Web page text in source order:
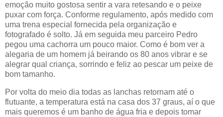
emoção muito gostosa sentir a vara retesando e o peixe
puxar com força. Conforme regulamento, após medido com
uma trena especial fornecida pela organização e
fotografado é solto. Já em seguida meu parceiro Pedro
pegou uma cachorra um pouco maior. Como é bom ver a
alegaria de um homem já beirando os 80 anos vibrar e se
alegrar qual criança, sorrindo e feliz ao pescar um peixe de
bom tamanho.
Por volta do meio dia todas as lanchas retornam até o
flutuante, a temperatura está na casa dos 37 graus, aí o que
mais queremos é um banho de água fria e depois tomar